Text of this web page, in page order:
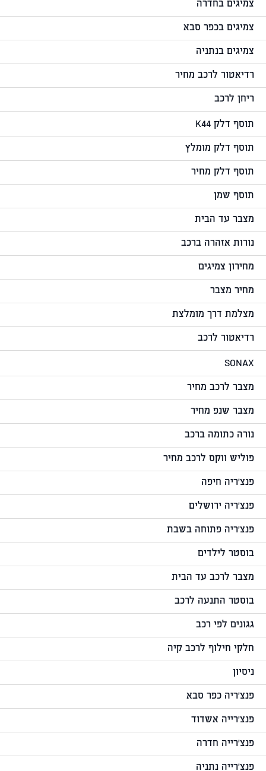
צמיגים בחדרה
צמיגים בכפר סבא
צמיגים בנתניה
רדיאטור לרכב מחיר
ריחן לרכב
תוסף דלק K44
תוסף דלק מומלץ
תוסף דלק מחיר
תוסף שמן
מצבר עד הבית
נורות אזהרה ברכב
מחירון צמיגים
מחיר מצבר
מצלמת דרך מומלצת
רדיאטור לרכב
SONAX
מצבר לרכב מחיר
מצבר שנפ מחיר
נורה כתומה ברכב
פוליש ווקס לרכב מחיר
פנצ'ריה חיפה
פנצ'ריה ירושלים
פנצ'ריה פתוחה בשבת
בוסטר לילדים
מצבר לרכב עד הבית
בוסטר התנעה לרכב
גגונים לפי רכב
חלקי חילוף לרכב קיה
ניסיון
פנצ'ריה כפר סבא
פנצ'רייה אשדוד
פנצ'רייה חדרה
פנצ'רייה נתניה